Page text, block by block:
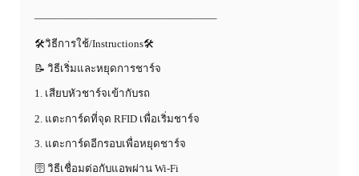
—————————————————–
🛠วิธีการใช้/Instructions🛠
📝 วิธีเริ่มและหยุดการชาร์จ
1. เสียบหัวชาร์จเข้ากับรถ
2. แตะการ์ดที่จุด RFID เพื่อเริ่มชาร์จ
3. แตะการ์ดอีกรอบเพื่อหยุดชาร์จ
🛜 วิธีเชื่อมต่อกับแอพผ่าน Wi-Fi